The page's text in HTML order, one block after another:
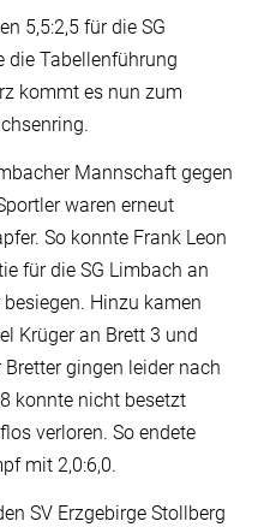
5,5:2,5 für die SG
die Tabellenführung
kommt es nun zum
Mannschaft gegen
waren erneut
So konnte Frank Leon
für die SG Limbach an
Hinzu kamen
Krüger an Brett 3 und
gingen leider nach
konnte nicht besetzt
verloren. So endete
mit 2,0:6,0.
SV Erzgebirge Stollberg